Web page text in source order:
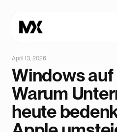
April 13, 2026
Windows
Warum
heute